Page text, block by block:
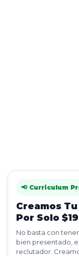
📢 Curriculum
Creamos
Por Solo
No basta con
bien presentado,
reclutador.